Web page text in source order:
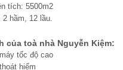
tích: 5500m2
2 hầm, 12 lầu.
của toà nhà Nguyễn Kiệm:
tốc độ cao
hiểm